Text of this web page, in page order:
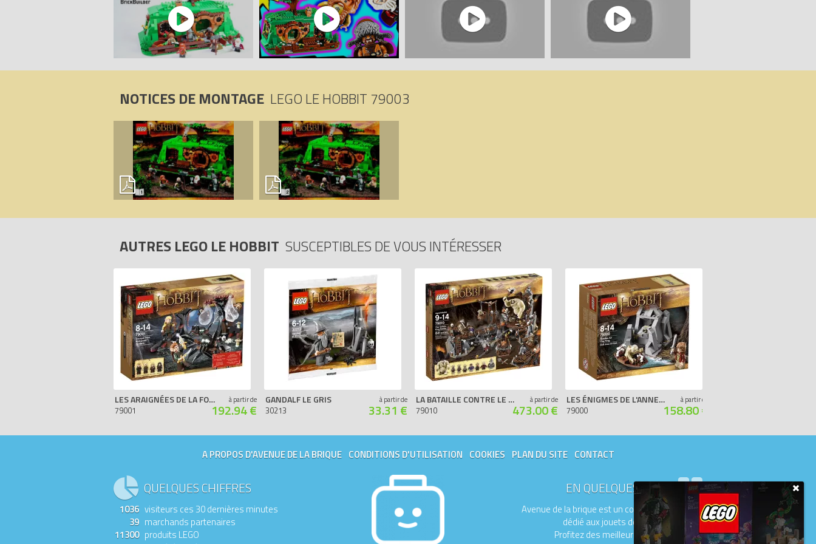
NOTICES DE MONTAGE LEGO LE HOBBIT 79003
AUTRES LEGO LE HOBBIT SUSCEPTIBLES DE VOUS INTÉRESSER
LES ARAIGNÉES DE LA FORÊT DE MIRKWOOD
79001
à partir de
192.94 €
GANDALF LE GRIS
30213
à partir de
33.31 €
LA BATAILLE CONTRE LE ROI DES GOBELINS
79010
à partir de
473.00 €
LES ÉNIGMES DE L'ANNEAU
79000
à partir de
158.80 €
A PROPOS D'AVENUE DE LA BRIQUE CONDITIONS D'UTILISATION COOKIES PLAN DU SITE CONTACT
EN QUELQUES MOTS
Avenue de la brique est un comparateur de prix
dédié aux jouets de la marque LEGO.
Profitez des meilleurs prix du moment.
QUELQUES CHIFFRES
1036 visiteurs ces 30 dernières minutes
39 marchands partenaires
11300 produits LEGO